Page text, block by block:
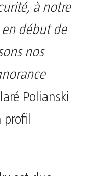
à notre
en début de
nos
Polianski